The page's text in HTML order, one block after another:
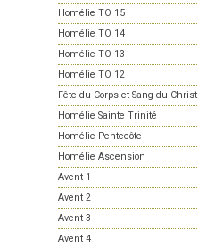
Homélie TO 15
Homélie TO 14
Homélie TO 13
Homélie TO 12
Fête du Corps et Sang du Christ
Homélie Sainte Trinité
Homélie Pentecôte
Homélie Ascension
Avent 1
Avent 2
Avent 3
Avent 4